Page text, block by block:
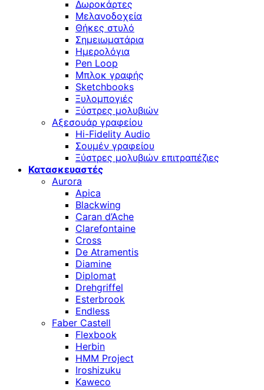
Δωροκάρτες
Μελανοδοχεία
Θήκες στυλό
Σημειωματάρια
Ημερολόγια
Pen Loop
Μπλοκ γραφής
Sketchbooks
Ξυλομπογιές
Ξύστρες μολυβιών
Αξεσουάρ γραφείου
Hi-Fidelity Audio
Σουμέν γραφείου
Ξύστρες μολυβιών επιτραπέζιες
Κατασκευαστές
Aurora
Apica
Blackwing
Caran d’Ache
Clarefontaine
Cross
De Atramentis
Diamine
Diplomat
Drehgriffel
Esterbrook
Endless
Faber Castell
Flexbook
Herbin
HMM Project
Iroshizuku
Kaweco